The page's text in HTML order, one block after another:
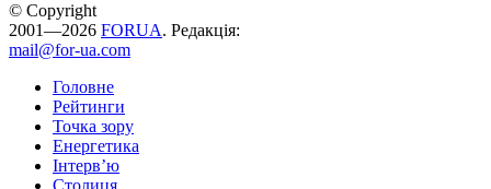
© Copyright
2001—2026 FORUA. Редакція:
mail@for-ua.com
Головне
Рейтинги
Точка зору
Енергетика
Інтерв’ю